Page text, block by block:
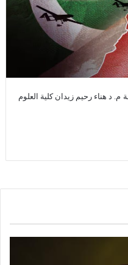
م. د هناء رحيم زيدان كلية العلوم